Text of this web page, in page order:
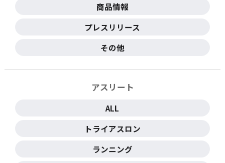
商品情報
プレスリリース
その他
アスリート
ALL
トライアスロン
ランニング